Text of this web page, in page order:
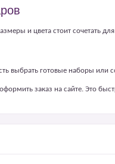
и цвета стоит сочетать
выбрать готовые наборы
заказ на сайте. Это